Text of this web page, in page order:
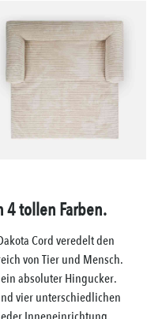
4 tollen Farben.
Cord veredelt den
von Tier und Mensch.
absoluter Hingucker.
vier unterschiedlichen